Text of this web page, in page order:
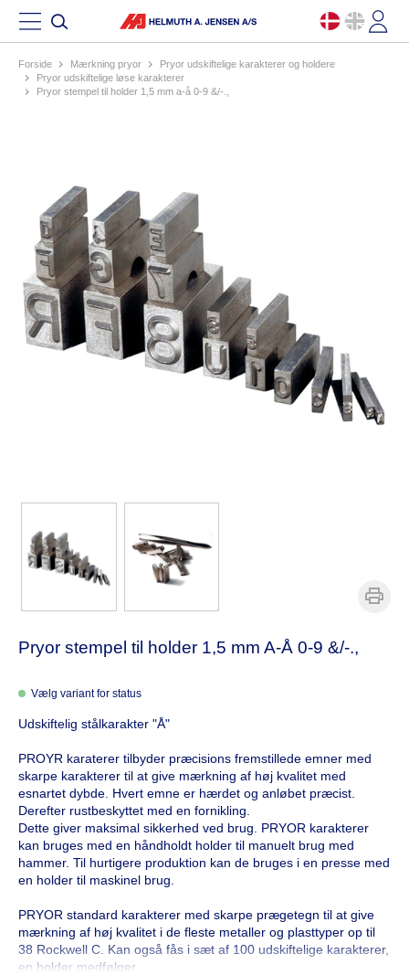
Forside mærkning pryor
pryor udskiftelige karakterer og holdere
pryor udskiftelige løse karakterer
pryor stempel til holder 1,5 mm a-å 0-9 &/-.,
Pryor stempel til holder 1,5 mm A-Å 0-9 &/-.,
Vælg variant for status
Udskiftelig stålkarakter "Å"
PROYR karaterer tilbyder præcisions fremstillede emner med
skarpe karakterer til at give mærkning af høj kvalitet med
esnartet dybde. Hvert emne er hærdet og anløbet præcist.
Derefter rustbeskyttet med en fornikling.
Dette giver maksimal sikkerhed ved brug. PRYOR karakterer
kan bruges med en håndholdt holder til manuelt brug med
hammer. Til hurtigere produktion kan de bruges i en presse med
en holder til maskinel brug.
PRYOR standard karakterer med skarpe prægetegn til at give
mærkning af høj kvalitet i de fleste metaller og plasttyper op til
38 Rockwell C. Kan også fås i sæt af 100 udskiftelige karakterer,
en holder medfølger.